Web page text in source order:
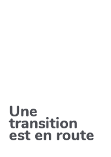
Une
transition
est en route